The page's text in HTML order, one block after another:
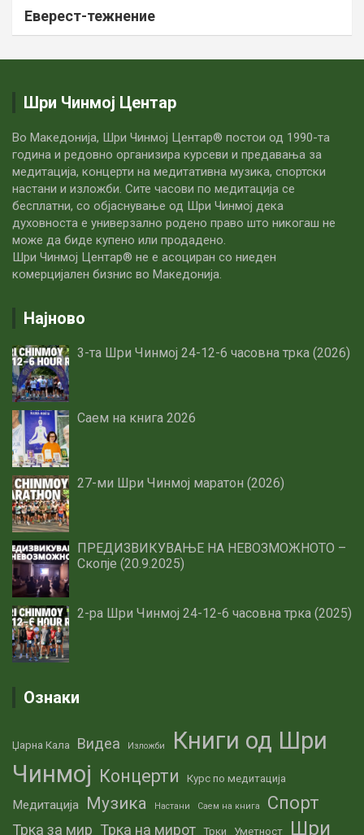
Еверест-тежнение
Шри Чинмој Центар
Во Македонија, Шри Чинмој Центар® постои од 1990-та
година и редовно организира курсеви и предавања за
медитација, концерти на медитативна музика, спортски
настани и изложби. Сите часови по медитацијa се
бесплатни, со објаснување од Шри Чинмој дека
духовноста е универзално родено право што никогаш не
може да биде купено или продадено.
Шри Чинмој Центар® не е асоциран со ниеден
комерцијален бизнис во Македонија.
Најново
3-та Шри Чинмој 24-12-6 часовна трка (2026)
Саем на книга 2026
27-ми Шри Чинмој маратон (2026)
ПРЕДИЗВИКУВАЊЕ НА НЕВОЗМОЖНОТО –
Скопје (20.9.2025)
2-ра Шри Чинмој 24-12-6 часовна трка (2025)
Ознаки
Џарна Кала Видеа Изложби
Книги од Шри
Чинмој Концерти Курс по медитација
Медитација Музика Настани Саем на книга Спорт
Трка за мир Трка на мирот Трки Уметност Шри